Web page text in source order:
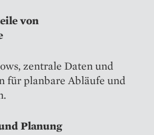
von
zentrale Daten und
für planbare Abläufe und
Planung